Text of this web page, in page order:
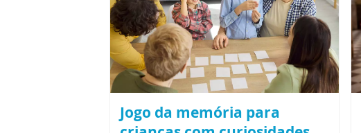
Jogo da memória para